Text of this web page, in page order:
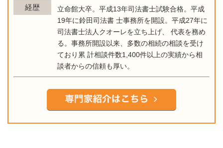
経歴
立命館大卒。平成13年司法書士試験合格。平成
19年に鈴田司法書 士事務所を開設。平成27年に
司法書士法人クオーレを立ち上げ、 代表を務め
る。事務所開設以来、多数の相続の相談を受け
ており累 計相談件数1,400件以上の実績から相
談者からの信頼も厚い。